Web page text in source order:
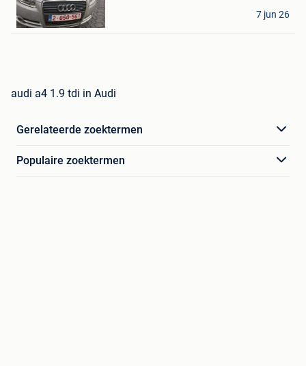
Stany
Andenne
7 jun 26
audi a4 1.9 tdi in Audi
Gerelateerde zoektermen
Populaire zoektermen